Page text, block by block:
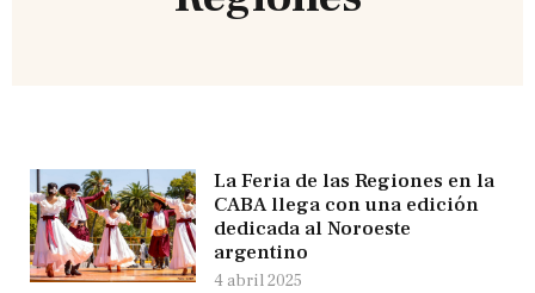
La Feria de las Regiones en la
CABA llega con una edición
dedicada al Noroeste
argentino
4 abril 2025